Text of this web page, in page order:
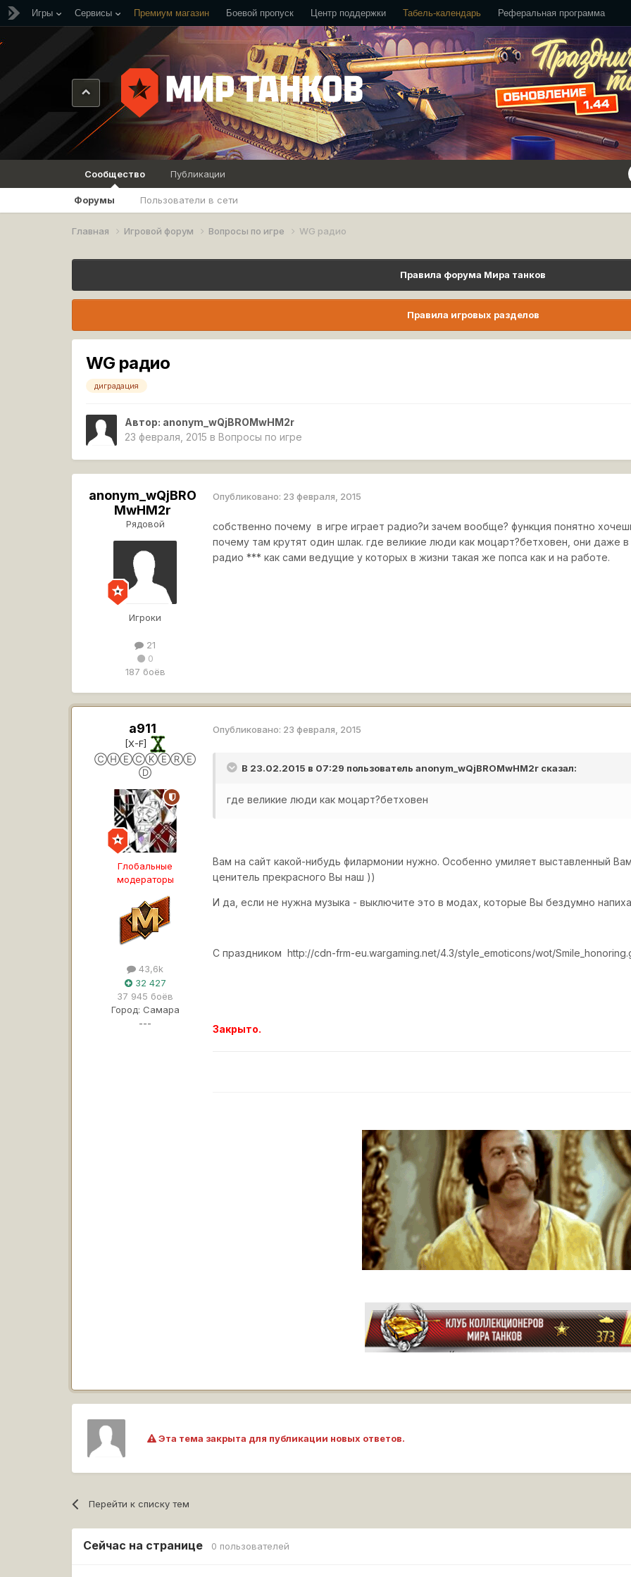
Игры Сервисы Премиум магазин Боевой пропуск Центр поддержки Табель-календарь Реферальная программа
Сообщество
Форумы Пользователи в сети
Публикации
Главная Игровой форум Вопросы по игре WG радио
Правила форума Мира танков
Правила игровых разделов
WG радио
диградация
Автор: anonym_wQjBROMwHM2r
23 февраля, 2015 в Вопросы по игре
anonym_wQjBRO
MwHM2r
Рядовой
Игроки
21
0
187 боёв
Опубликовано: 23 февраля, 2015
собственно почему в игре играет радио?и зачем вообще? функция понятно
почему там крутят один шлак. где великие люди как моцарт?бетховен, они даже
радио *** как сами ведущие у которых в жизни такая же попса как и на работе.
a911
[X-F]
ⒸⒽⒺⒸⓀⒺⓇⒺ
Ⓓ
Глобальные
модераторы
43,6k
32 427
37 945 боёв
Город: Самара
---
Опубликовано: 23 февраля, 2015
В 23.02.2015 в 07:29 пользовательanonym_wQjBROMwHM2r сказал:
где великие люди как моцарт?бетховен
Вам на сайт какой-нибудь филармонии нужно. Особенно умиляет выставленный
ценитель прекрасного Вы наш ))
И да, если не нужна музыка - выключите это в модах, которые Вы бездумно
С праздникомhttp://cdn-frm-eu.wargaming.net/4.3/style_emoticons/wot/
Закрыто.
Эта тема закрыта для публикации новых ответов.
Перейти к списку тем
Сейчас на странице 0 пользователей